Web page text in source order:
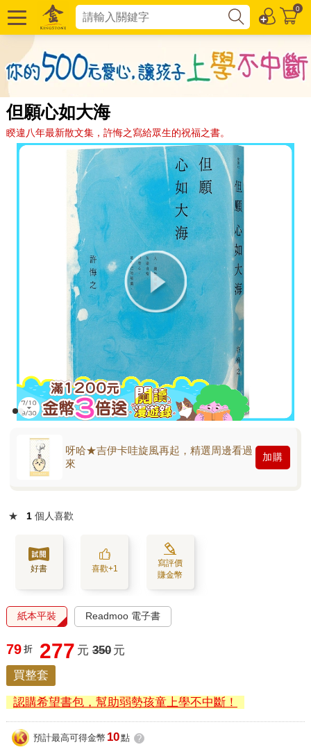
0
但願心如大海
睽違八年最新散文集，許悔之寫給眾生的祝福之書。
呀哈★吉伊卡哇旋風再起，精選周邊看過
來
加購
★ 1 個人喜歡
好書 喜歡+1
寫評價
賺金幣
紙本平裝 Readmoo 電子書
79 折 277 元 350 元
買整套
認購希望書包，幫助弱勢孩童上學不中斷！
預計最高可得金幣 10點 ?